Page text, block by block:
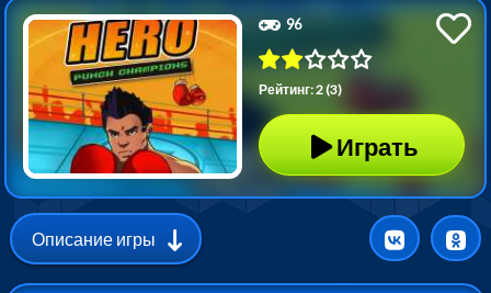
96
Рейтинг: 2 (3)
Играть
Описание игры